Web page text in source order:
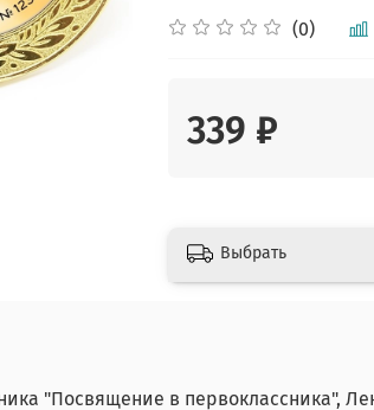
(0)
339 ₽
Выбрать
"Посвящение в первоклассника",